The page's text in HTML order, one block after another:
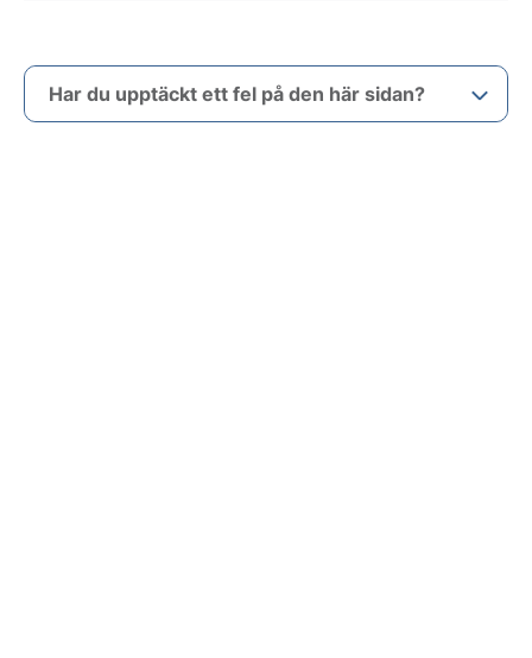
Har du upptäckt ett fel på den här sidan?